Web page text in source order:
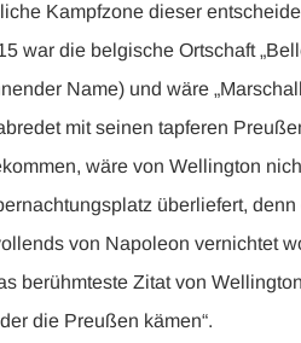
Kampfzone dieser
war die belgische Ortschaft
Name) und wäre
mit seinen tapferen
wäre von Wellington
überliefert,
von Napoleon vernichtet
berühmteste Zitat von
die Preußen kämen“.